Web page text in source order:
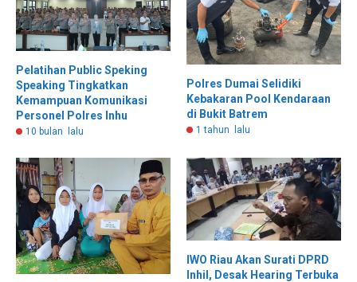
Pelatihan Public Speking
Speaking Tingkatkan
Kemampuan Komunikasi
Personel Polres Inhu
10 bulan lalu
Polres Dumai Selidiki
Kebakaran Pool Kendaraan
di Bukit Batrem
1 tahun lalu
IWO Riau Akan Surati DPRD
Inhil, Desak Hearing Terbuka